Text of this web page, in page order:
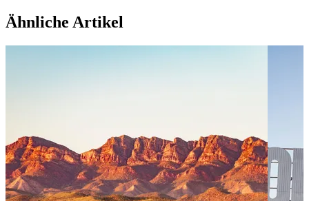
Ähnliche Artikel